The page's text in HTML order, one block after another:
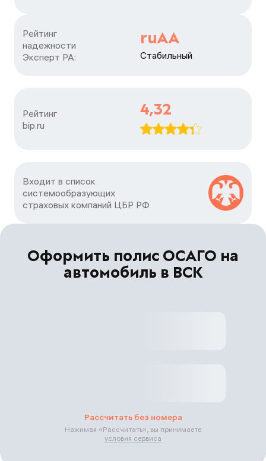
Рейтинг
надежности
Эксперт РА:
ruAA
Стабильный
Рейтинг
bip.ru
4,32
Входит в список
системообразующих
страховых компаний ЦБP РФ
Оформить полис ОСАГО на
автомобиль в ВСК
Рассчитать без номера
Нажимая «Рассчитать», вы принимаете
условия сервиса